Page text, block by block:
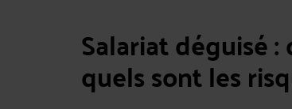
Salariat déguisé
quels sont les